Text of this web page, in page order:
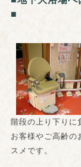
■
階段の上り下りに
お客様やご高齢の
スメです。